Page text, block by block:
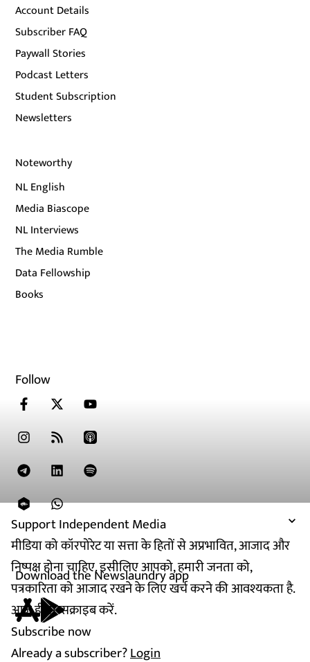
Support Independent Media
मीडिया को कॉरपोरेट या सत्ता के हितों से अप्रभावित, आजाद और
निष्पक्ष होना चाहिए. इसीलिए आपको, हमारी जनता को,
पत्रकारिता को आजाद रखने के लिए खर्च करने की आवश्यकता है.
आज ही सब्सक्राइब करें.
Subscribe now
Already a subscriber?Login
Account Details
Subscriber FAQ
Paywall Stories
Podcast Letters
Student Subscription
Newsletters
Noteworthy
NL English
Media Biascope
NL Interviews
The Media Rumble
Data Fellowship
Books
Follow
Download the Newslaundry app